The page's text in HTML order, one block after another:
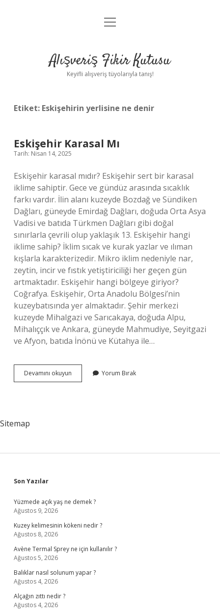
Anasayfa
Yasal Uyarı
menüyü
Alışveriş Fikir Kutusu
Keyifli alışveriş tüyolarıyla tanış!
Etiket: Eskişehirin yerlisine ne denir
Eskişehir Karasal Mı
Tarih: Nisan 14, 2025
Eskişehir karasal mıdır? Eskişehir sert bir karasal
iklime sahiptir. Gece ve gündüz arasında sıcaklık
farkı vardır. İlin alanı kuzeyde Bozdağ ve Sündiken
Dağları, güneyde Emirdağ Dağları, doğuda Orta Asya
Vadisi ve batıda Türkmen Dağları gibi doğal
sınırlarla çevrili olup yaklaşık 13. Eskişehir hangi
iklime sahip? İklim sıcak ve kurak yazlar ve ılıman
kışlarla karakterizedir. Mikro iklim nedeniyle nar,
zeytin, incir ve fıstık yetiştiriciliği her geçen gün
artmaktadır. Eskişehir hangi bölgeye giriyor?
Coğrafya. Eskişehir, Orta Anadolu Bölgesi’nin
kuzeybatısında yer almaktadır. Şehir merkezi
kuzeyde Mihalgazi ve Sarıcakaya, doğuda Alpu,
Mihalıççık ve Ankara, güneyde Mahmudiye, Seyitgazi
ve Afyon, batıda İnönü ve Kütahya ile…
Devamını okuyun Eskişehir
Karasal
Yorum Bırak
Sitemap
Sidebar
Son Yazılar
Yüzmede açık yaş ne demek ?
Ağustos 9, 2026
Kuzey kelimesinin kökeni nedir ?
Ağustos 8, 2026
Avène Termal Sprey ne için kullanılır ?
Ağustos 5, 2026
Balıklar nasıl solunum yapar ?
Ağustos 4, 2026
Alçağın zıttı nedir ?
Ağustos 4, 2026